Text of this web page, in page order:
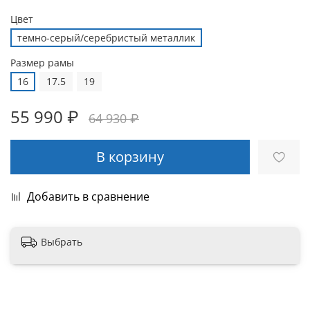
Цвет
темно-серый/серебристый металлик
Размер рамы
16
17.5 19
55 990 ₽ 64 930 ₽
В корзину
Добавить в сравнение
Выбрать